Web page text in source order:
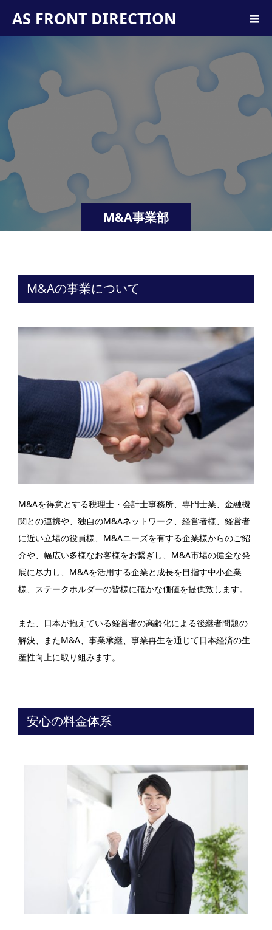
AS FRONT DIRECTION
M&A事業部
M&Aの事業について
M&Aを得意とする税理士・会計士事務所、専門士業、金融機
関との連携や、独自のM&Aネットワーク、経営者様、経営者
に近い立場の役員様、M&Aニーズを有する企業様からのご紹
介や、幅広い多様なお客様をお繋ぎし、M&A市場の健全な発
展に尽力し、M&Aを活用する企業と成長を目指す中小企業
様、ステークホルダーの皆様に確かな価値を提供致します。
また、日本が抱えている経営者の高齢化による後継者問題の
解決、またM&A、事業承継、事業再生を通じて日本経済の生
産性向上に取り組みます。
安心の料金体系